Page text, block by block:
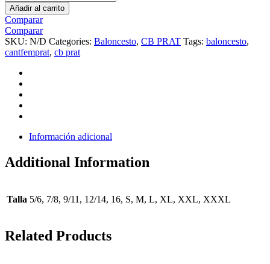
Añadir al carrito
Comparar
Comparar
SKU: N/D Categories: Baloncesto, CB PRAT Tags: baloncesto,
cantfemprat, cb prat
Información adicional
Additional Information
Talla 5/6, 7/8, 9/11, 12/14, 16, S, M, L, XL, XXL, XXXL
Related Products